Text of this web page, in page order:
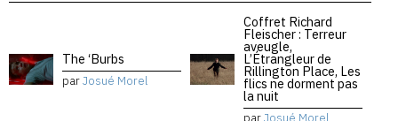
The ‘Burbs
parJosué Morel
Coffret Richard
Fleischer : Terreur
aveugle,
L’Étrangleur de
Rillington Place, Les
flics ne dorment pas
la nuit